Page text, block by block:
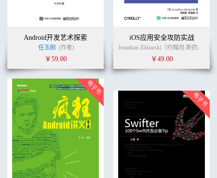
Android开发艺术探索
任玉刚 (作者)
￥59.00
iOS应用安全攻防实战
Jonathan Zdziarski（约翰坦.斯的扎斯克） (作者)
￥49.00